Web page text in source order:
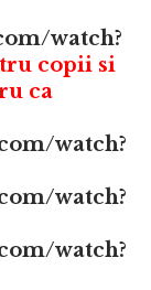
watch?
copii si
ca
watch?
watch?
watch?